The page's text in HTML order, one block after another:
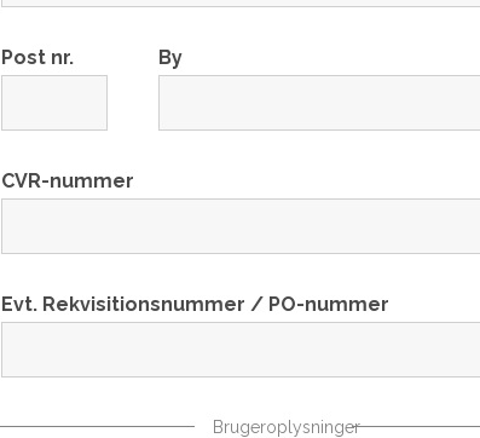
Post nr. By
CVR-nummer
Evt. Rekvisitionsnummer / PO-nummer
Brugeroplysninger